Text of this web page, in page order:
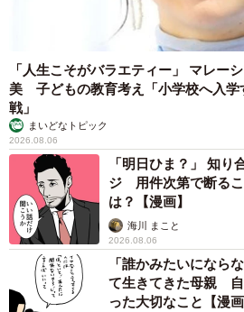
「人生こそがバラエティー」 マレー
美 子どもの教育考え「小学校へ入学
戦」
まいどなトピック
2026.08.06
「明日ひま？」 知り
ジ 用件次第で断るこ
は？【漫画】
海川 まこと
2026.08.06
「誰かみたいになら
て生きてきた母親
った大切なこと【漫画